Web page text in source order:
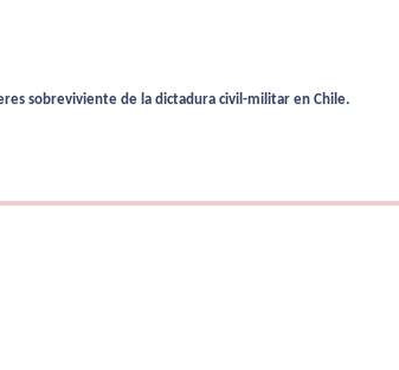
sobreviviente de la dictadura civil-militar en Chile.